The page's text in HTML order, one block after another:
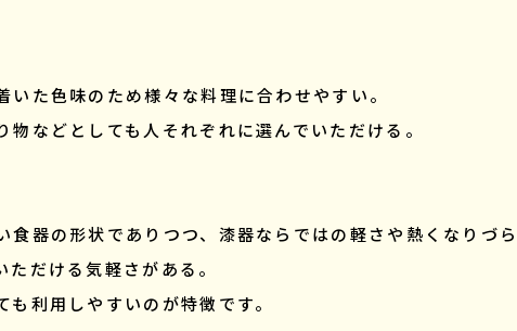
た色味のため様々な料理に合わせやすい。
などとしても人それぞれに選んでいただける。
器の形状でありつつ、漆器ならではの軽さや熱くなりづら
だける気軽さがある。
利用しやすいのが特徴です。